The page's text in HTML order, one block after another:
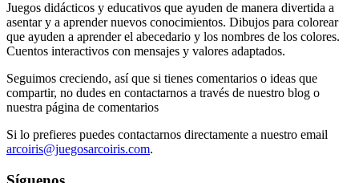
Juegos didácticos y educativos que ayuden de manera divertida a
asentar y a aprender nuevos conocimientos. Dibujos para colorear
que ayuden a aprender el abecedario y los nombres de los colores.
Cuentos interactivos con mensajes y valores adaptados.
Seguimos creciendo, así que si tienes comentarios o ideas que
compartir, no dudes en contactarnos a través de nuestro blog o
nuestra página de comentarios
Si lo prefieres puedes contactarnos directamente a nuestro email
arcoiris@juegosarcoiris.com.